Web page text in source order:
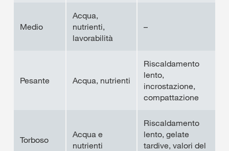
Medio
Acqua,
nutrienti,
lavorabilità
–
Pesante Acqua, nutrienti
Riscaldamento
lento,
incrostazione,
compattazione
Torboso
Acqua e
nutrienti
Riscaldamento
lento, gelate
tardive, valori del